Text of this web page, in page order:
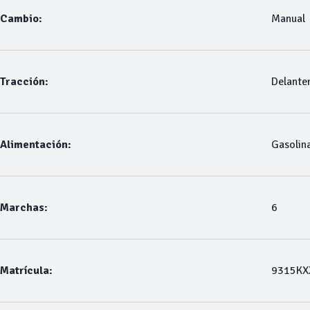
Cambio: Manual
Tracción:
Alimentación:
Marchas: 6
Matrícula: